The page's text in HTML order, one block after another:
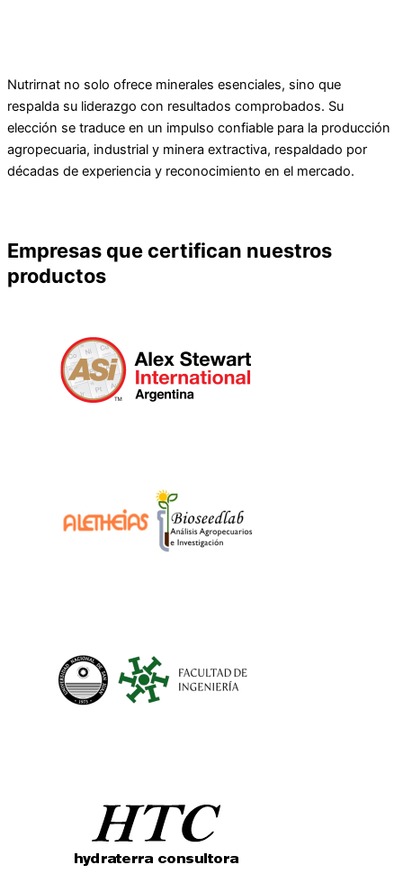
Nutrirnat no solo ofrece minerales esenciales, sino que
respalda su liderazgo con resultados comprobados. Su
elección se traduce en un impulso confiable para la producción
agropecuaria, industrial y minera extractiva, respaldado por
décadas de experiencia y reconocimiento en el mercado.
Empresas que certifican nuestros
productos